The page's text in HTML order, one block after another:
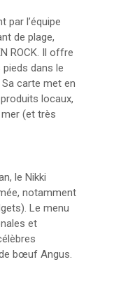
par l’équipe
de plage,
ROCK. Il offre
dans le
carte met en
locaux,
(et très
le Nikki
notamment
Le menu
et
bœuf Angus.